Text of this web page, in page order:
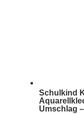
Schulkind
Umschlag